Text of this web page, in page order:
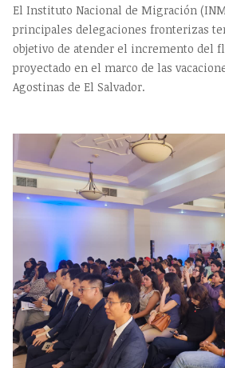
El Instituto Nacional de Migración
principales delegaciones fronterizas
objetivo de atender el incremento del
proyectado en el marco de las
Agostinas de El Salvador.